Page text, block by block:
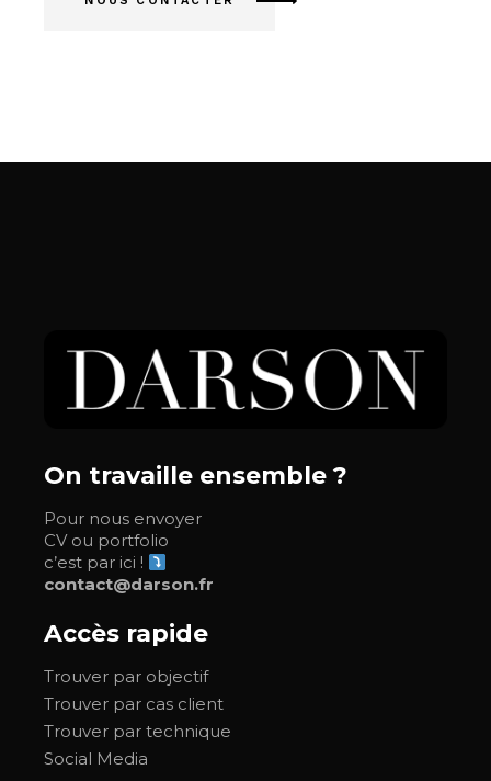
On travaille ensemble ?
Pour nous envoyer
CV ou portfolio
c’est par ici !
contact@darson.fr
Accès rapide
Trouver par objectif
Trouver par cas client
Trouver par technique
Social Media